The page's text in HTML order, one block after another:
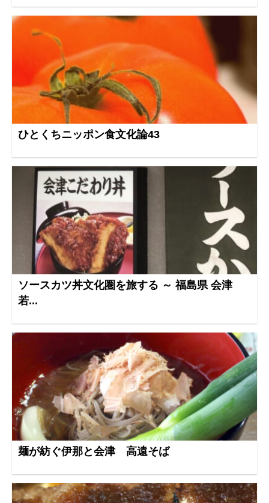
ひとくちニッポン食文化論43
ソースカツ丼文化圏を旅する ～ 福島県 会津
若...
麺が紡ぐ伊那と会津 高遠そば